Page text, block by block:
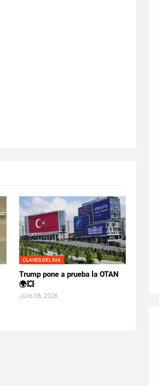
CLAVES DEL DIA
Trump pone a prueba la OTAN
🌍💥
Julio 06, 2026